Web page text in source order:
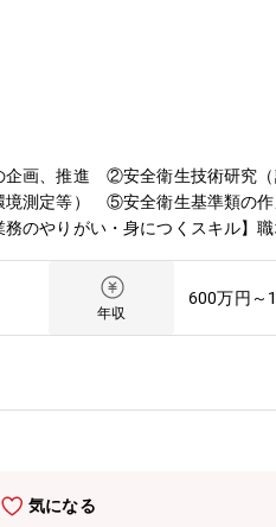
画、推進 ②安全衛生技術研究
境測定等） ⑤安全衛生基準類
やりがい・身につくスキル】職
知識・経験・スキルを身に着け
、世界最先端の技術に触れるこ
車技術の革新や事業分野の広が
の確立が必須です。グローバル
、ベテランの退職に伴い、これ
職場情報】当職場では、グルー
加速する中で、グローバルに通
年収
600万円～
気になる